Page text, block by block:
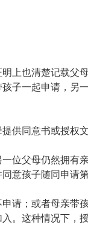
上也清楚记载父
子一起申请，另
供同意书或授权文
位父母仍然拥有
意孩子随同申请第
请；或者母亲带
。这种情况下，